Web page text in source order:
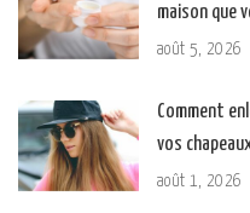
maison que
août 5, 2026
Comment
vos
août 1, 2026